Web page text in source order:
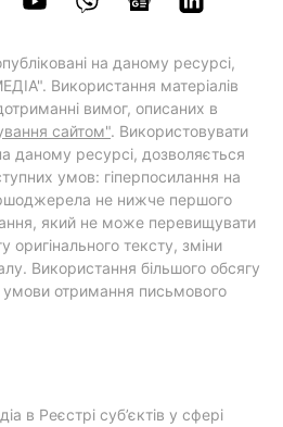
на даному ресурсі,
Використання матеріалів
вимог, описаних в
сайтом". Використовувати
даному ресурсі, дозволяється
умов: гіперпосилання на
не нижче першого
який не може перевищувати
оригінального тексту, зміни
Використання більшого обсягу
отримання письмового
в Реєстрі суб’єктів у сфері